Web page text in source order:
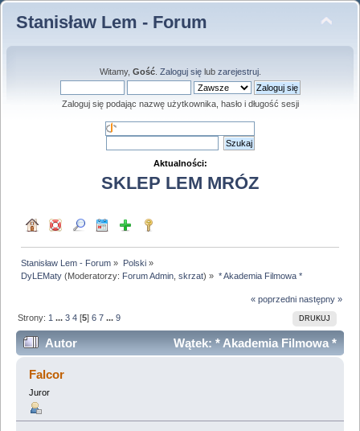
Stanisław Lem - Forum
Witamy, Gość. Zaloguj sięlub zarejestruj.
Zaloguj się podając nazwę użytkownika, hasło i długość sesji
Aktualności:
SKLEP LEM MRÓZ
Stanisław Lem - Forum » Polski»
DyLEMaty (Moderatorzy: Forum Admin ,skrzat) » * Akademia Filmowa *
« poprzedni następny »
DRUKUJ
Strony: 1 ...3 4 [5]6 7 ...9
Autor
Wątek: * Akademia Filmowa *
(Przeczytany 236134 razy)
Falcor
Juror